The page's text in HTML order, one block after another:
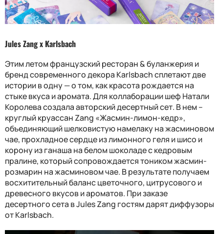
Jules Zang x Karlsbach
Этим летом французский ресторан & буланжерия и
бренд современного декора Karlsbachсплетают две
истории в одну — о том, как красота рождается на
стыке вкуса и аромата. Для коллаборации шеф Натали
Королева создала авторский десертный сет. В нем –
круглый круассан Zang «Жасмин-лимон-кедр»,
объединяющий шелковистую намелаку на жасминовом
чае, прохладное сердце из лимонного геля и шисо и
корону из ганаша на белом шоколаде с кедровым
пралине, который сопровождается тоником жасмин-
розмарин на жасминовом чае. В результате получаем
восхитительный баланс цветочного, цитрусового и
древесного вкусов и ароматов. При заказе
десертного сета вJules Zang гостям дарят диффузоры
отKarlsbach.